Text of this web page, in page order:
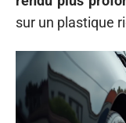
sur un plastique